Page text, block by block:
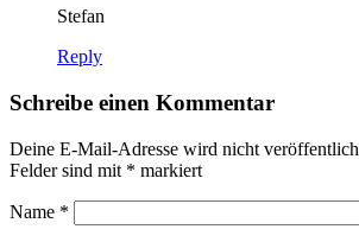
Stefan
Reply
Schreibe einen Kommentar
Deine E-Mail-Adresse wird nicht
Felder sind mit * markiert
Name *